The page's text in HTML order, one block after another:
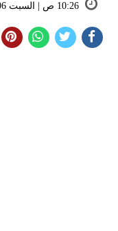
10:26 ص | السبت 06 سبتمبر 2025